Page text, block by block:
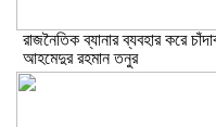
রাজনৈতিক ব্যানার ব্যবহার করে
আহমেদুর রহমান তনুর